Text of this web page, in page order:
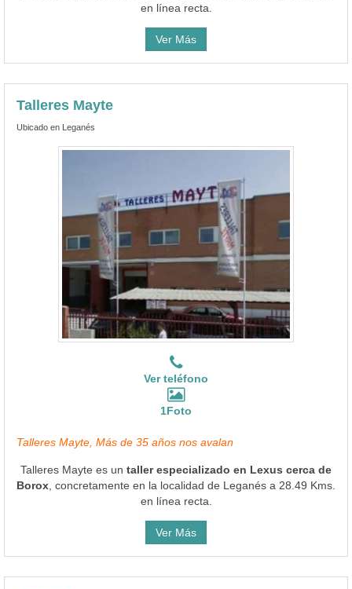
en línea recta.
Ver Más
Talleres Mayte
Ubicado en Leganés
Ver teléfono
1Foto
Talleres Mayte, Más de 35 años nos avalan
Talleres Mayte es un taller especializado en Lexus cerca de
Borox , concretamente en la localidad de Leganés a 28.49 Kms.
en línea recta.
Ver Más